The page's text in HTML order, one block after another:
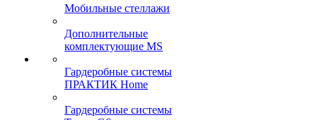
Мобильные стеллажи
Дополнительные
комплектующие MS
Гардеробные системы
ПРАКТИК Home
Гардеробные системы